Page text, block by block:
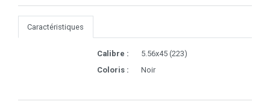
Caractéristiques
Calibre :
5.56x45 (223)
Coloris :
Noir